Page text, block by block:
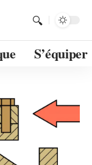
S’équiper